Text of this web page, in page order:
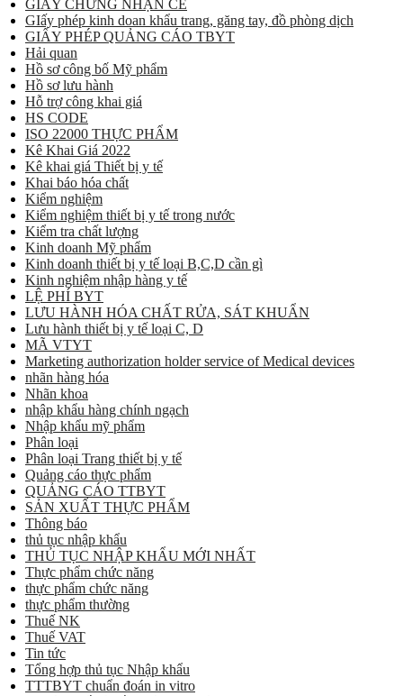
GIẤY CHỨNG NHẬN CE
GIấy phép kinh doan khẩu trang, găng tay, đồ phòng dịch
GIẤY PHÉP QUẢNG CÁO TBYT
Hải quan
Hồ sơ công bố Mỹ phẩm
Hồ sơ lưu hành
Hỗ trợ công khai giá
HS CODE
ISO 22000 THỰC PHẨM
Kê Khai Giá 2022
Kê khai giá Thiết bị y tế
Khai báo hóa chất
Kiểm nghiệm
Kiểm nghiệm thiết bị y tế trong nước
Kiểm tra chất lượng
Kinh doanh Mỹ phẩm
Kinh doanh thiết bị y tế loại B,C,D cần gì
Kinh nghiệm nhập hàng y tế
LỆ PHÍ BYT
LƯU HÀNH HÓA CHẤT RỬA, SÁT KHUẨN
Lưu hành thiết bị y tế loại C, D
MÃ VTYT
Marketing authorization holder service of Medical devices
nhãn hàng hóa
Nhãn khoa
nhập khẩu hàng chính ngạch
Nhập khẩu mỹ phẩm
Phân loại
Phân loại Trang thiết bị y tế
Quảng cáo thực phẩm
QUẢNG CÁO TTBYT
SẢN XUẤT THỰC PHẨM
Thông báo
thủ tục nhập khẩu
THỦ TỤC NHẬP KHẨU MỚI NHẤT
Thực phẩm chức năng
thực phẩm chức năng
thực phẩm thường
Thuế NK
Thuế VAT
Tin tức
Tổng hợp thủ tục Nhập khẩu
TTTBYT chuẩn đoán in vitro